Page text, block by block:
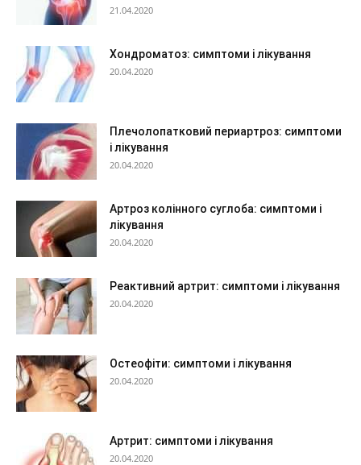
21.04.2020
Хондроматоз: симптоми і лікування
20.04.2020
Плечолопатковий периартроз: симптоми
і лікування
20.04.2020
Артроз колінного суглоба: симптоми і
лікування
20.04.2020
Реактивний артрит: симптоми і лікування
20.04.2020
Остеофіти: симптоми і лікування
20.04.2020
Артрит: симптоми і лікування
20.04.2020